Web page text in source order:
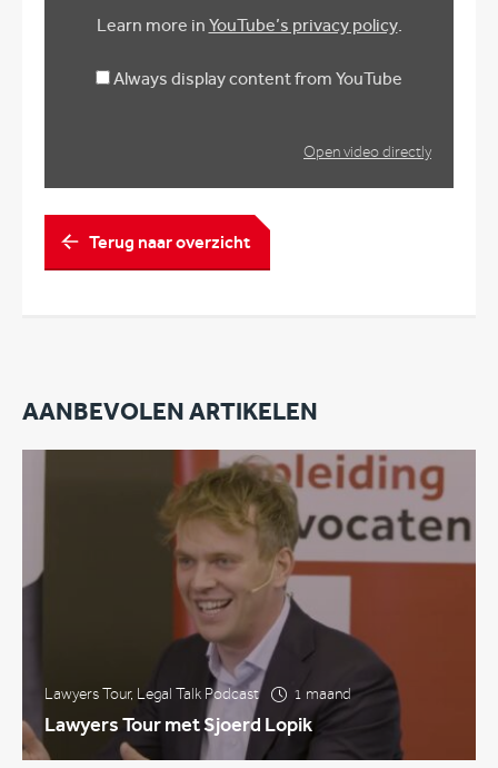
Learn more in YouTube’s privacy policy.
Always display content from YouTube
Open video directly
Terug naar overzicht
AANBEVOLEN ARTIKELEN
Lawyers Tour, Legal Talk Podcast 1 maand
Lawyers Tour met Sjoerd Lopik